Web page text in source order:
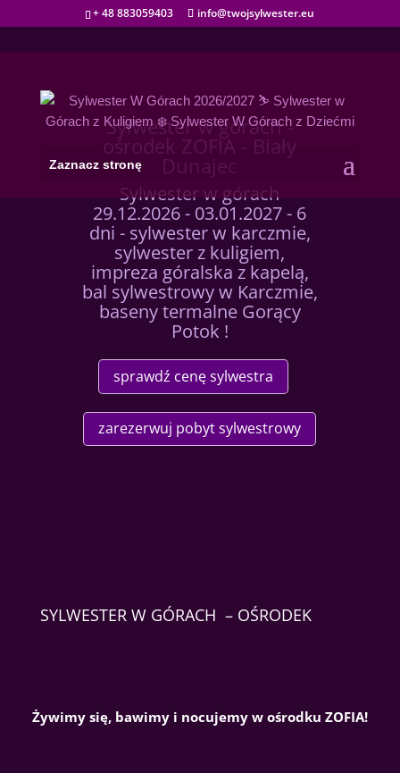
+ 48 883059403 info@twojsylwester.eu
Zaznacz stronę
Sylwester w górach -
ośrodek ZOFIA - Biały
Dunajec
Sylwester w górach
29.12.2026 - 03.01.2027 - 6
dni - sylwester w karczmie,
sylwester z kuligiem,
impreza góralska z kapelą,
bal sylwestrowy w Karczmie,
baseny termalne Gorący
Potok !
sprawdź cenę sylwestra
zarezerwuj pobyt sylwestrowy
SYLWESTER W GÓRACH – OŚRODEK
Żywimy się, bawimy i nocujemy w ośrodku ZOFIA!